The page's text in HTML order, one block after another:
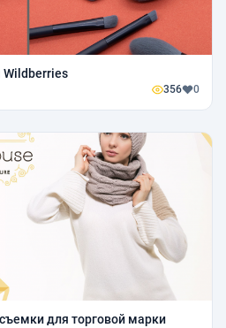
Wildberries
356 0
для торговой марки